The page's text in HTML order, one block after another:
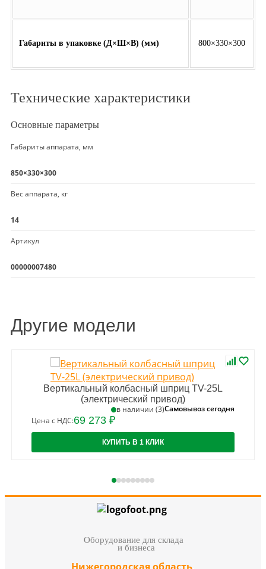
Габариты в упаковке (Д×Ш×В) (мм) 800×330×300
Технические характеристики
Основные параметры
Габариты аппарата, мм
850×330×300
Вес аппарата, кг
14
Артикул
00000007480
Другие модели
Вертикальный колбасный шприц TV-25L
(электрический привод)
в наличии (3)Самовывоз сегодня
Цена с НДС:69 273 ₽
КУПИТЬ В 1 КЛИК
Оборудование для склада
и бизнеса